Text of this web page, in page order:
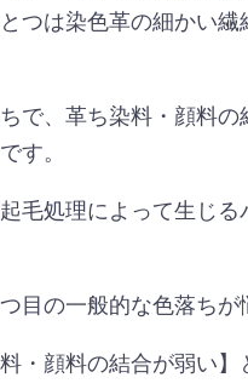
つは染色革の細かい繊
で、革ち染料・顔料
す。
毛処理によって生じ
目の一般的な色落ちが
・顔料の結合が弱い